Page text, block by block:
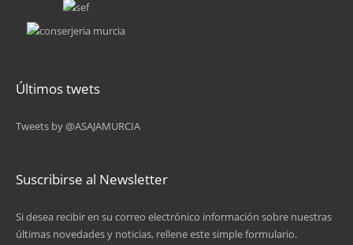
9
última »
Últimos twets
Tweets by @ASAJAMURCIA
Suscribirse al Newsletter
Si desea recibir en su correo electrónico información sobre nuestras
últimas novedades y noticias, rellene este simple formulario.